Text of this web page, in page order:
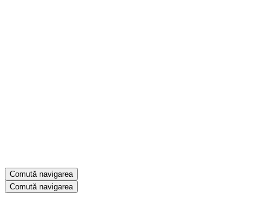
Comută navigarea
Comută navigarea